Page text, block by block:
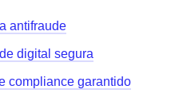
antifraude
digital segura
compliance garantido